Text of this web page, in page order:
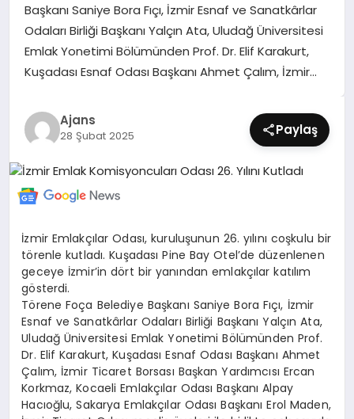
SIYASET
SPOR
YAŞAM
Başkanı Saniye Bora Fıçı, İzmir Esnaf ve Sanatkârlar
Odaları Birliği Başkanı Yalçın Ata, Uludağ Üniversitesi
Emlak Yonetimi Bölümünden Prof. Dr. Elif Karakurt,
Kuşadası Esnaf Odası Başkanı Ahmet Çalım, İzmir…
Ajans
28 Şubat 2025 Paylaş
İzmir Emlakçılar Odası, kuruluşunun 26. yılını coşkulu bir
törenle kutladı. Kuşadası Pine Bay Otel’de düzenlenen
geceye İzmir’in dört bir yanından emlakçılar katılım
gösterdi.
Törene Foça Belediye Başkanı Saniye Bora Fıçı, İzmir
Esnaf ve Sanatkârlar Odaları Birliği Başkanı Yalçın Ata,
Uludağ Üniversitesi Emlak Yonetimi Bölümünden Prof.
Dr. Elif Karakurt, Kuşadası Esnaf Odası Başkanı Ahmet
Çalım, İzmir Ticaret Borsası Başkan Yardımcısı Ercan
Korkmaz, Kocaeli Emlakçılar Odası Başkanı Alpay
Hacıoğlu, Sakarya Emlakçılar Odası Başkanı Erol Maden,